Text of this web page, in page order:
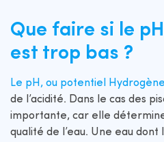
Que faire si le
est trop bas ?
Le pH, ou potentiel Hydrogène
de l’acidité. Dans le cas des
importante, car elle
qualité de l’eau. Une eau